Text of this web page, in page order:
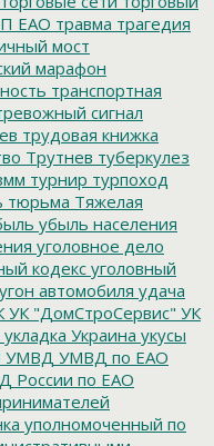
ЕАО травма трагедия
мост
марафон
транспортная
сигнал
трудовая книжка
Трутнев туберкулез
турнир турпоход
тюрьма Тяжелая
убыль населения
уголовное дело
кодекс уголовный
угон автомобиля удача
УК "ДомСтроСервис" УК
укладка Украина укусы
УМВД УМВД по ЕАО
России по ЕАО
уполномоченный по